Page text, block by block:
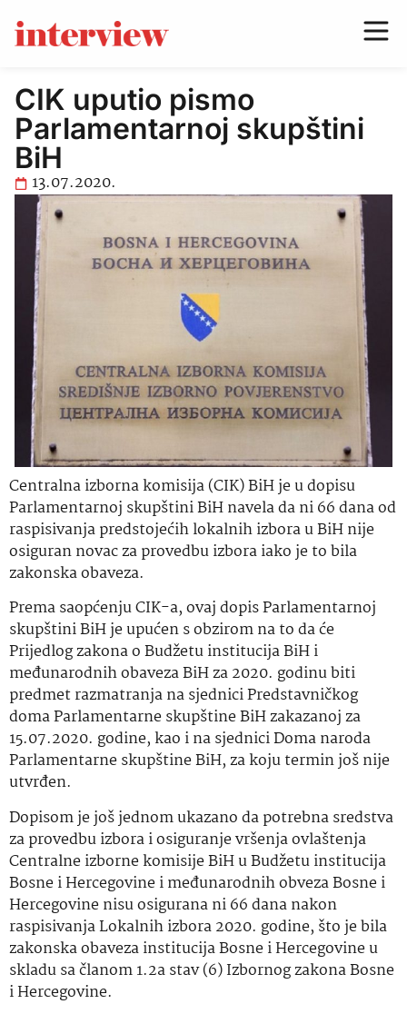
CIK uputio pismo
Parlamentarnoj skupštini
BiH
13.07.2020.
Centralna izborna komisija (CIK) BiH je u dopisu
Parlamentarnoj skupštini BiH navela da ni 66 dana od
raspisivanja predstojećih lokalnih izbora u BiH nije
osiguran novac za provedbu izbora iako je to bila
zakonska obaveza.
Prema saopćenju CIK-a, ovaj dopis Parlamentarnoj
skupštini BiH je upućen s obzirom na to da će
Prijedlog zakona o Budžetu institucija BiH i
međunarodnih obaveza BiH za 2020. godinu biti
predmet razmatranja na sjednici Predstavničkog
doma Parlamentarne skupštine BiH zakazanoj za
15.07.2020. godine, kao i na sjednici Doma naroda
Parlamentarne skupštine BiH, za koju termin još nije
utvrđen.
Dopisom je još jednom ukazano da potrebna sredstva
za provedbu izbora i osiguranje vršenja ovlaštenja
Centralne izborne komisije BiH u Budžetu institucija
Bosne i Hercegovine i međunarodnih obveza Bosne i
Hercegovine nisu osigurana ni 66 dana nakon
raspisivanja Lokalnih izbora 2020. godine, što je bila
zakonska obaveza institucija Bosne i Hercegovine u
skladu sa članom 1.2a stav (6) Izbornog zakona Bosne
i Hercegovine.